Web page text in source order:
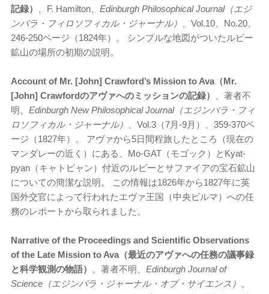
記録）
、F. Hamilton、 Edinburgh Philosophical Journal（エジ
ンバラ・フィロソフィカル・ジャーナル）
、Vol.10、No.20、
246-250ページ（1824年）。 シンプルな地図がついたルビー
鉱山の場所の初期の説明。
Account of Mr. [John] Crawford’s Mission to Ava（Mr.
[John] Crawfordのアヴァへのミッションの記録）
、著者不
明、 Edinburgh New Philosophical Journal（エジンバラ・フィ
ロソフィカル・ジャーナル）
、Vol.3（7月-9月）、359-370ペ
ージ（1827年）。 アヴァから5日間程旅したところ（現在の
マンダレーの近く）にある、Mo-GAT（モゴック）とKyat-
pyan（キャトピャン）付近のルビーとサファイアの宝石鉱山
についての簡潔な説明。 この情報は1826年から1827年に英
国外交官によって行われたエヴァ王国（中央ビルマ）への任
務のレポートから取られました。
Narrative of the Proceedings and Scientific Observations
of the Late Mission to Ava（最近のアヴァへの任務の議事録
と科学観測の物語）
、著者不明、 Edinburgh Journal of
Science（エジンバラ・ジャーナル・オブ・サイエンス）